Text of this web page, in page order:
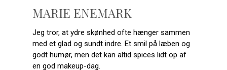
MARIE ENEMARK
Jeg tror, at ydre skønhed ofte hænger sammen
med et glad og sundt indre. Et smil på læben og
godt humør, men det kan altid spices lidt op af
en god makeup-dag.